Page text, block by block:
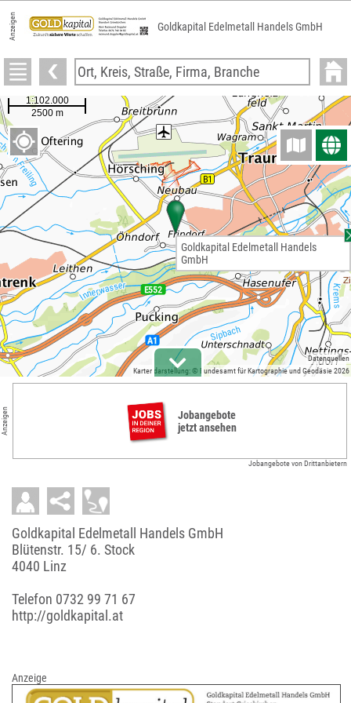
Anzeigen Goldkapital Edelmetall Handels GmbH
Kartendarstellung: © Bundesamt für Kartographie und Geodäsie 2026
Datenquellen
Goldkapital Edelmetall Handels
GmbH
Anzeigen
Jobangebote
jetzt ansehen
Jobangebote von Drittanbietern
Goldkapital Edelmetall Handels GmbH
Blütenstr. 15/ 6. Stock
4040 Linz
Telefon 0732 99 71 67
http://goldkapital.at
Anzeige